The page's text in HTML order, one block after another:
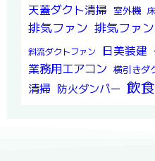
天蓋ダクト清掃 室外機
排気ファン 排気ファ
斜流ダクトファン 日美装建
業務用エアコン 横引きダ
清掃 防火ダンパー 飲